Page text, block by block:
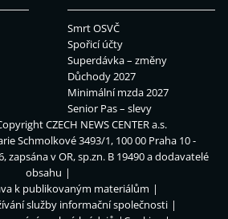
Smrt OSVČ
Spořicí účty
Superdávka – změny
Důchody 2027
Minimální mzda 2027
Senior Pas – slevy
CZECH NEWS CENTER a.s.
Schmolkové 3493/1, 100 00 Praha 10 -
zapsána v OR, sp.zn. B 19490 a dodavatelé
obsahu
k publikovaným materiálům
služby informační společnosti